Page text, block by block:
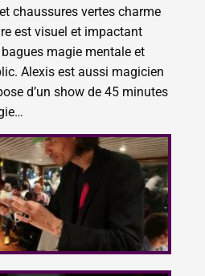
chaussures vertes charme
est visuel et impactant
magie mentale et
Alexis est aussi magicien
d’un show de 45 minutes